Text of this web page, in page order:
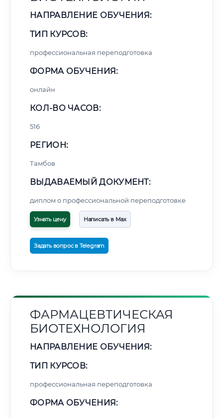
НАПРАВЛЕНИЕ ОБУЧЕНИЯ:
ТИП КУРСОВ:
профессиональная переподготовка
ФОРМА ОБУЧЕНИЯ:
онлайн
КОЛ-ВО ЧАСОВ:
516
РЕГИОН:
Тамбов
ВЫДАВАЕМЫЙ ДОКУМЕНТ:
диплом о профессиональной переподготовке
Узнать цену Написать в Max
Задать вопрос в Telegram
ФАРМАЦЕВТИЧЕСКАЯ
БИОТЕХНОЛОГИЯ
НАПРАВЛЕНИЕ ОБУЧЕНИЯ:
ТИП КУРСОВ:
профессиональная переподготовка
ФОРМА ОБУЧЕНИЯ: